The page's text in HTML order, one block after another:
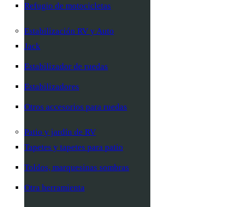
Refugio de motocicletas
Estabilización RV y Auto
Jack
Estabilizador de ruedas
Estabilizadores
Otros accesorios para ruedas
Patio y jardín de RV
Tapetes y tapetes para patio
Toldos, marquesinas sombras
Otra herramienta